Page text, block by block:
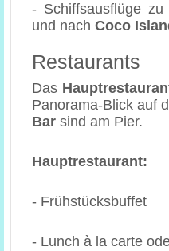
- Schiffsausflüge zu
und nach Coco
Restaurants
Das
Panorama-Blick auf
Bar sind am Pier.
Hauptrestaurant:
- Frühstücksbuffet
- Lunch à la carte